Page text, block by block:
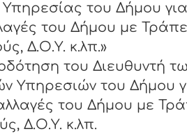
Υπηρεσίας του Δήμου για
του Δήμου με
Δ.Ο.Υ. κ.λπ.»
του Διευθυντή
Υπηρεσιών του Δήμου
του Δήμου με
Δ.Ο.Υ. κ.λπ.